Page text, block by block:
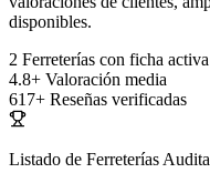
disponibles.
2 Ferreterías con ficha
4.8+ Valoración media
617+ Reseñas verificadas
Listado de Ferreterías